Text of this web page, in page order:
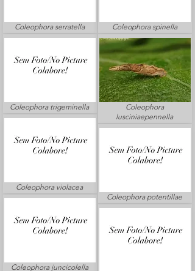
Coleophora serratella
Coleophora trigeminella
Coleophora violacea
Coleophora juncicolella
Coleophora spinella
Coleophora
lusciniaepennella
Coleophora potentillae